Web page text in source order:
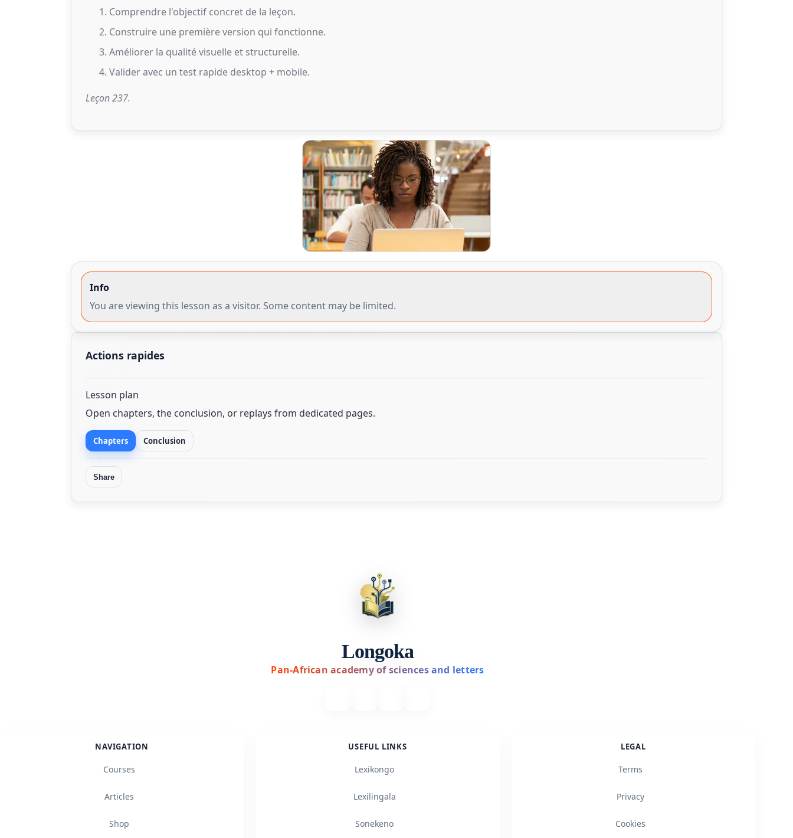
Comprendre l'objectif concret de la leçon.
Construire une première version qui fonctionne.
Améliorer la qualité visuelle et structurelle.
Valider avec un test rapide desktop + mobile.
Leçon 237.
Info
You are viewing this lesson as a visitor. Some content may be limited.
Actions rapides
Lesson plan
Open chapters, the conclusion, or replays from dedicated pages.
Chapters Conclusion
Share
Longoka
Pan-African academy of sciences and letters
NAVIGATION
Courses
Articles
Shop
USEFUL LINKS
Lexikongo
Lexilingala
Sonekeno
LEGAL
Terms
Privacy
Cookies